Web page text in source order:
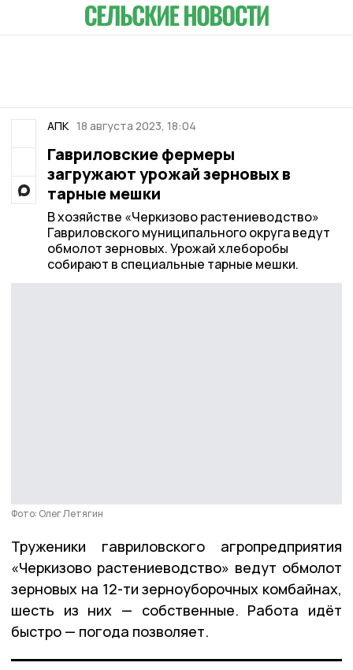
АПК 18 августа 2023, 18:04
Гавриловские фермеры
загружают урожай зерновых в
тарные мешки
В хозяйстве «Черкизово растениеводство»
Гавриловского муниципального округа ведут
обмолот зерновых. Урожай хлеборобы
собирают в специальные тарные мешки.
Фото: Олег Летягин
Труженики гавриловского агропредприятия
«Черкизово растениеводство» ведут обмолот
зерновых на 12-ти зерноуборочных комбайнах,
шесть из них — собственные. Работа идёт
быстро — погода позволяет.